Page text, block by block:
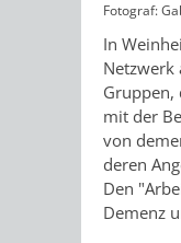
KINDER
UND
Fotograf:
In
Netzwerk
Gruppen,
mit der
von
deren
Den
Demenz